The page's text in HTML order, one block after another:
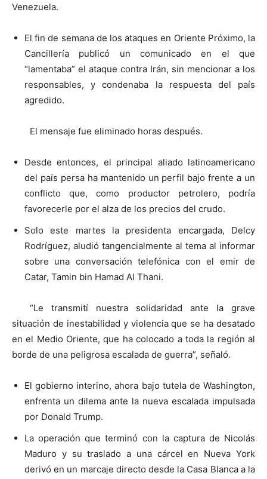
Venezuela.
El fin de semana de los ataques en Oriente Próximo, la
Cancillería publicó un comunicado en el que
“lamentaba” el ataque contra Irán, sin mencionar a los
responsables, y condenaba la respuesta del país
agredido.
El mensaje fue eliminado horas después.
Desde entonces, el principal aliado latinoamericano
del país persa ha mantenido un perfil bajo frente a un
conflicto que, como productor petrolero, podría
favorecerle por el alza de los precios del crudo.
Solo este martes la presidenta encargada, Delcy
Rodríguez, aludió tangencialmente al tema al informar
sobre una conversación telefónica con el emir de
Catar, Tamin bin Hamad Al Thani.
“Le transmití nuestra solidaridad ante la grave
situación de inestabilidad y violencia que se ha desatado
en el Medio Oriente, que ha colocado a toda la región al
borde de una peligrosa escalada de guerra”, señaló.
El gobierno interino, ahora bajo tutela de Washington,
enfrenta un dilema ante la nueva escalada impulsada
por Donald Trump.
La operación que terminó con la captura de Nicolás
Maduro y su traslado a una cárcel en Nueva York
derivó en un marcaje directo desde la Casa Blanca a la